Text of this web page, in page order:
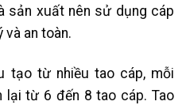
sản xuất nên sử dụng cáp
an toàn.
tạo từ nhiều tao cáp, mỗi
từ 6 đến 8 tao cáp. Tao